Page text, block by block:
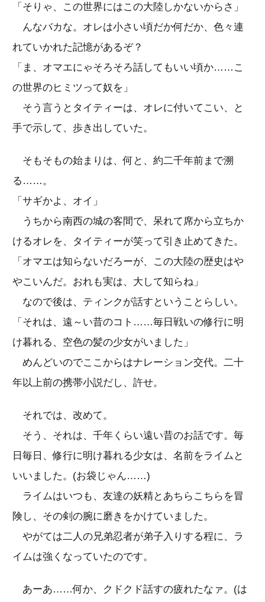
「そりゃ、この世界にはこの大陸しかないからさ」
んなバカな。オレは小さい頃だか何だか、色々連
れていかれた記憶があるぞ？
「ま、オマエにゃそろそろ話してもいい頃か……こ
の世界のヒミツって奴を」
そう言うとタイティーは、オレに付いてこい、と
手で示して、歩き出していた。
そもそもの始まりは、何と、約二千年前まで溯
る……。
「サギかよ、オイ」
うちから南西の城の客間で、呆れて席から立ちか
けるオレを、タイティーが笑って引き止めてきた。
「オマエは知らないだろーが、この大陸の歴史はや
やこいんだ。おれも実は、大して知らね」
なので後は、ティンクが話すということらしい。
「それは、遠～い昔のコト……毎日戦いの修行に明
け暮れる、空色の髪の少女がいました」
めんどいのでここからはナレーション交代。二十
年以上前の携帯小説だし、許せ。
それでは、改めて。
そう、それは、千年くらい遠い昔のお話です。毎
日毎日、修行に明け暮れる少女は、名前をライムと
いいました。(お袋じゃん……)
ライムはいつも、友達の妖精とあちらこちらを冒
険し、その剣の腕に磨きをかけていました。
やがては二人の兄弟忍者が弟子入りする程に、ラ
イムは強くなっていたのです。
あーあ……何か、クドクド話すの疲れたなァ。(は